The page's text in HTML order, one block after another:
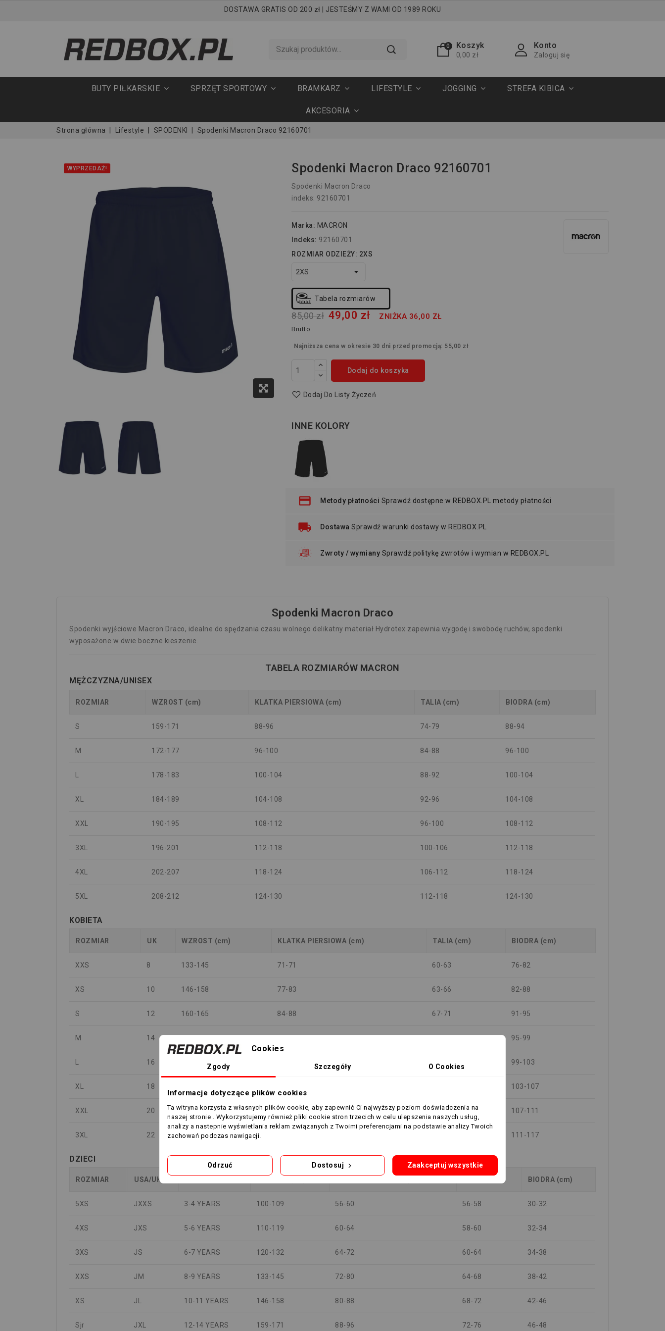
DOSTAWA GRATIS OD 200 zł | JESTEŚMY Z WAMI OD 1989 ROKU
0 Koszyk
0,00 zł
Konto
Zaloguj się
BUTY PIŁKARSKIE SPRZĘT SPORTOWY BRAMKARZ LIFESTYLE JOGGING STREFA KIBICA
AKCESORIA
Strona główna Lifestyle SPODENKI Spodenki Macron Draco 92160701
WYPRZEDAŻ! Spodenki Macron Draco 92160701
Spodenki Macron Draco
indeks: 92160701
Marka: MACRON
Indeks: 92160701
ROZMIAR ODZIEŻY: 2XS
Tabela rozmiarów
85,00 zł 49,00 zł ZNIŻKA 36,00 ZŁ
Brutto
Najniższa cena w okresie 30 dni przed promocją: 55,00 zł
Dodaj do koszyka
Dodaj Do Listy Życzeń
INNE KOLORY
Metody płatności Sprawdź dostępne w REDBOX.PL metody płatności
Dostawa Sprawdź warunki dostawy w REDBOX.PL
Zwroty / wymiany Sprawdź politykę zwrotów i wymian w REDBOX.PL
Spodenki Macron Draco
Spodenki wyjściowe Macron Draco, idealne do spędzania czasu wolnego delikatny materiał Hydrotex zapewnia wygodę i swobodę ruchów, spodenki
wyposażone w dwie boczne kieszenie.
TABELA ROZMIARÓW MACRON
MĘŻCZYZNA/UNISEX
ROZMIAR WZROST (cm) KLATKA PIERSIOWA (cm) TALIA (cm) BIODRA (cm)
S 159-171 88-96 74-79 88-94
M 172-177 96-100 84-88 96-100
178-183 100-104 88-92 100-104
XL 184-189 104-108 92-96 104-108
XXL 190-195 108-112 96-100 108-112
3XL 196-201 112-118 100-106 112-118
4XL 202-207 118-124 106-112 118-124
5XL 208-212 124-130 112-118 124-130
KOBIETA
ROZMIAR UK WZROST (cm) KLATKA PIERSIOWA (cm) TALIA (cm) BIODRA (cm)
XXS 8 133-145 71-71 60-63 76-82
XS 10 146-158 77-83 63-66 82-88
S 12 160-165 84-88 67-71 91-95
M 14 95-99
16 172-177 75-79 99-103
XL 18 103-107
XXL 20 184-189 100-104 83-87 107-111
3XL 22 190-195 111-117
DZIECI
ROZMIAR USA/UK BIODRA (cm)
5XS JXXS 3-4 YEARS 100-109 56-60 56-58 30-32
4XS JXS 5-6 YEARS 110-119 60-64 58-60 32-34
3XS JS 6-7 YEARS 120-132 64-72 60-64 34-38
XXS JM 8-9 YEARS 133-145 72-80 64-68 38-42
XS JL 10-11 YEARS 146-158 80-88 68-72 42-46
Sjr JXL 12-14 YEARS 159-171 88-96 72-76 46-48
Cookies
Zgody Szczegóły O Cookies
Informacje dotyczące plików cookies
Ta witryna korzysta z własnych plików cookie, aby zapewnić Ci najwyższy poziom doświadczenia na
naszej stronie . Wykorzystujemy również pliki cookie stron trzecich w celu ulepszenia naszych usług,
analizy a nastepnie wyświetlania reklam związanych z Twoimi preferencjami na podstawie analizy Twoich
zachowań podczas nawigacji.
Odrzuć Dostosuj Zaakceptuj wszystkie